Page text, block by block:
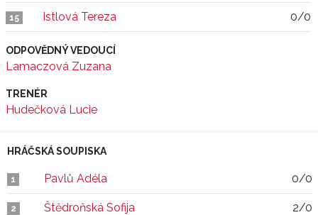
15 Istlová Tereza 0/0
ODPOVĚDNÝ VEDOUCÍ
Lamaczová Zuzana
TRENÉR
Hudečková Lucie
HRÁČSKÁ SOUPISKA
1 Pavlů Adéla 0/0
2 Štědroňská Sofija 2/0